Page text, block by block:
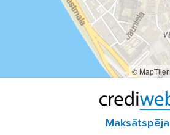
© MapTiler
Maksātspēja